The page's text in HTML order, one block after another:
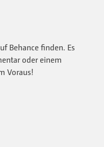
Behance finden. Es
oder einem
Voraus!